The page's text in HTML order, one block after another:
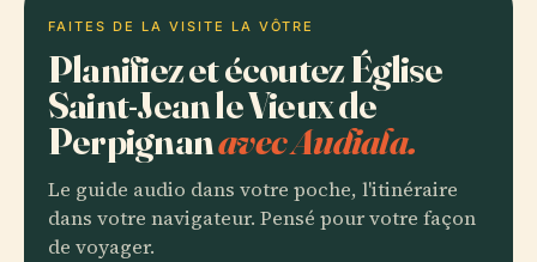
FAITES DE LA VISITE LA VÔTRE
Planifiez et écoutez Église
Saint-Jean le Vieux de
Perpignanavec Audiala.
Le guide audio dans votre poche, l'itinéraire
dans votre navigateur. Pensé pour votre façon
de voyager.